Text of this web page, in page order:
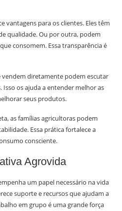
vantagens para os clientes. Eles têm
qualidade. Ou por outra, podem
consomem. Essa transparência é
diretamente podem escutar
os ajuda a entender melhor as
seus produtos.
as famílias agricultoras podem
Essa prática fortalece a
consciente.
Agrovida
um papel necessário na vida
suporte e recursos que ajudam a
em grupo é uma grande força